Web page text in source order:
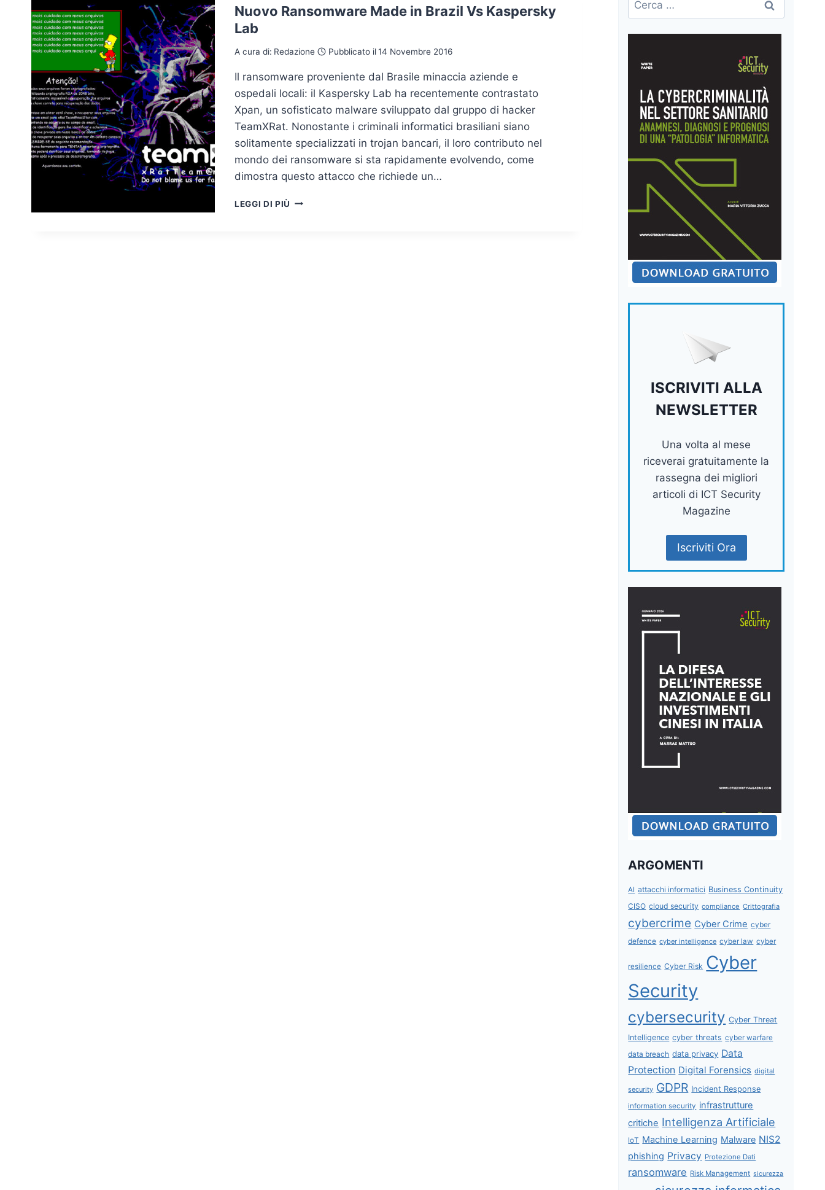
Nuovo Ransomware Made in Brazil Vs Kaspersky
Lab
A cura di: Redazione Pubblicato il14 Novembre 2016
Il ransomware proveniente dal Brasile minaccia aziende e
ospedali locali: il Kaspersky Lab ha recentemente contrastato
Xpan, un sofisticato malware sviluppato dal gruppo di hacker
TeamXRat. Nonostante i criminali informatici brasiliani siano
solitamente specializzati in trojan bancari, il loro contributo nel
mondo dei ransomware si sta rapidamente evolvendo, come
dimostra questo attacco che richiede un…
LEGGI DI PIÙ NUOVO
per:
ISCRIVITI ALLA
NEWSLETTER
Una volta al mese
riceverai gratuitamente la
rassegna dei migliori
articoli di ICT Security
Magazine
Iscriviti Ora
ARGOMENTI
AI attacchi informatici Business Continuity
CISO cloud security compliance Crittografia
cybercrime Cyber Crime cyber
defence cyber intelligence cyber law cyber
resilience Cyber Risk Cyber
Security
cybersecurity Cyber Threat
Intelligence cyber threats cyber warfare
data breach data privacy Data
Protection Digital Forensics digital
security GDPR Incident Response
information security infrastrutture
critiche Intelligenza Artificiale
IoT Machine Learning Malware NIS2
phishing Privacy Protezione Dati
ransomware Risk Management sicurezza